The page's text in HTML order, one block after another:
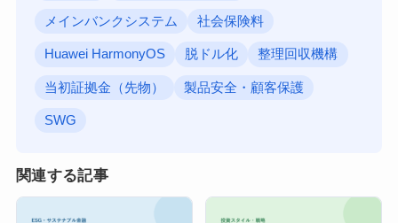
メインバンクシステム 社会保険料
Huawei HarmonyOS 脱ドル化 整理回収機構
当初証拠金（先物） 製品安全・顧客保護
SWG
関連する記事